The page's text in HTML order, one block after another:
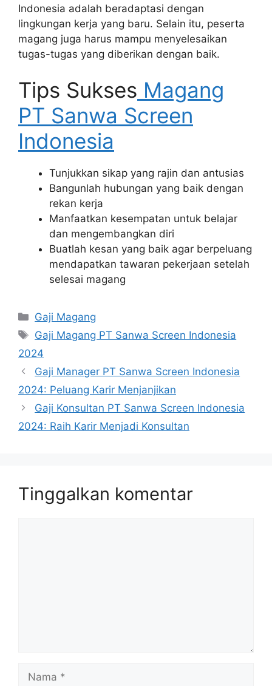
Indonesia adalah beradaptasi dengan
lingkungan kerja yang baru. Selain itu, peserta
magang juga harus mampu menyelesaikan
tugas-tugas yang diberikan dengan baik.
Tips Sukses Magang
PT Sanwa Screen
Indonesia
Tunjukkan sikap yang rajin dan antusias
Bangunlah hubungan yang baik dengan
rekan kerja
Manfaatkan kesempatan untuk belajar
dan mengembangkan diri
Buatlah kesan yang baik agar berpeluang
mendapatkan tawaran pekerjaan setelah
selesai magang
Kategori
Gaji Magang
Tag
Gaji Magang PT Sanwa Screen Indonesia
2024
Gaji Manager PT Sanwa Screen Indonesia
2024: Peluang Karir Menjanjikan
Gaji Konsultan PT Sanwa Screen Indonesia
2024: Raih Karir Menjadi Konsultan
Tinggalkan komentar
Nama